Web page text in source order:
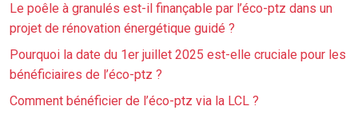
Le poêle à granulés est-il finançable par l’éco-ptz dans un
projet de rénovation énergétique guidé ?
Pourquoi la date du 1er juillet 2025 est-elle cruciale pour les
bénéficiaires de l’éco-ptz ?
Comment bénéficier de l’éco-ptz via la LCL ?